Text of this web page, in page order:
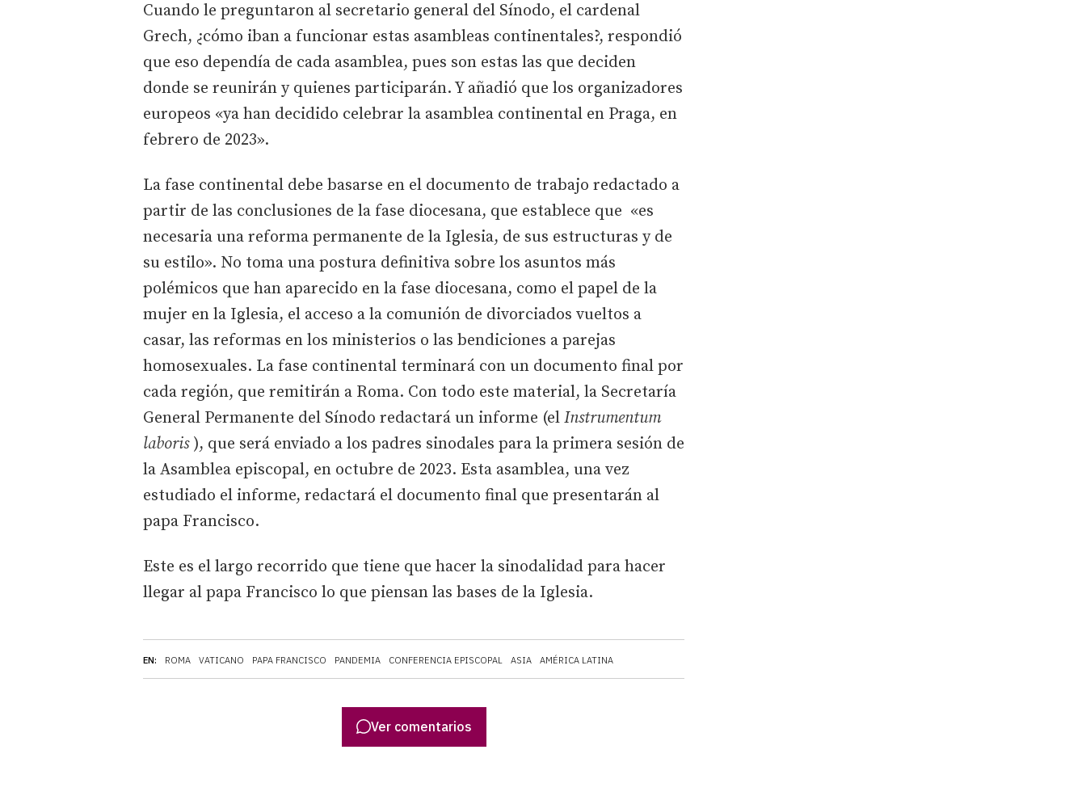
EN: ROMA VATICANO PAPA FRANCISCO PANDEMIA CONFERENCIA EPISCOPAL ASIA AMÉRICA LATINA
Cuando le preguntaron al secretario general del Sínodo, el cardenal
Grech, ¿cómo iban a funcionar estas asambleas continentales?, respondió
que eso dependía de cada asamblea, pues son estas las que deciden
donde se reunirán y quienes participarán. Y añadió que los organizadores
europeos «ya han decidido celebrar la asamblea continental en Praga, en
febrero de 2023».
La fase continental debe basarse en el documento de trabajo redactado a
partir de las conclusiones de la fase diocesana, que establece que «es
necesaria una reforma permanente de la Iglesia, de sus estructuras y de
su estilo». No toma una postura definitiva sobre los asuntos más
polémicos que han aparecido en la fase diocesana, como el papel de la
mujer en la Iglesia, el acceso a la comunión de divorciados vueltos a
casar, las reformas en los ministerios o las bendiciones a parejas
homosexuales. La fase continental terminará con un documento final por
cada región, que remitirán a Roma. Con todo este material, la Secretaría
General Permanente del Sínodo redactará un informe (el Instrumentum
laboris), que será enviado a los padres sinodales para la primera sesión de
la Asamblea episcopal, en octubre de 2023. Esta asamblea, una vez
estudiado el informe, redactará el documento final que presentarán al
papa Francisco.
Este es el largo recorrido que tiene que hacer la sinodalidad para hacer
llegar al papa Francisco lo que piensan las bases de la Iglesia.
Ver comentarios